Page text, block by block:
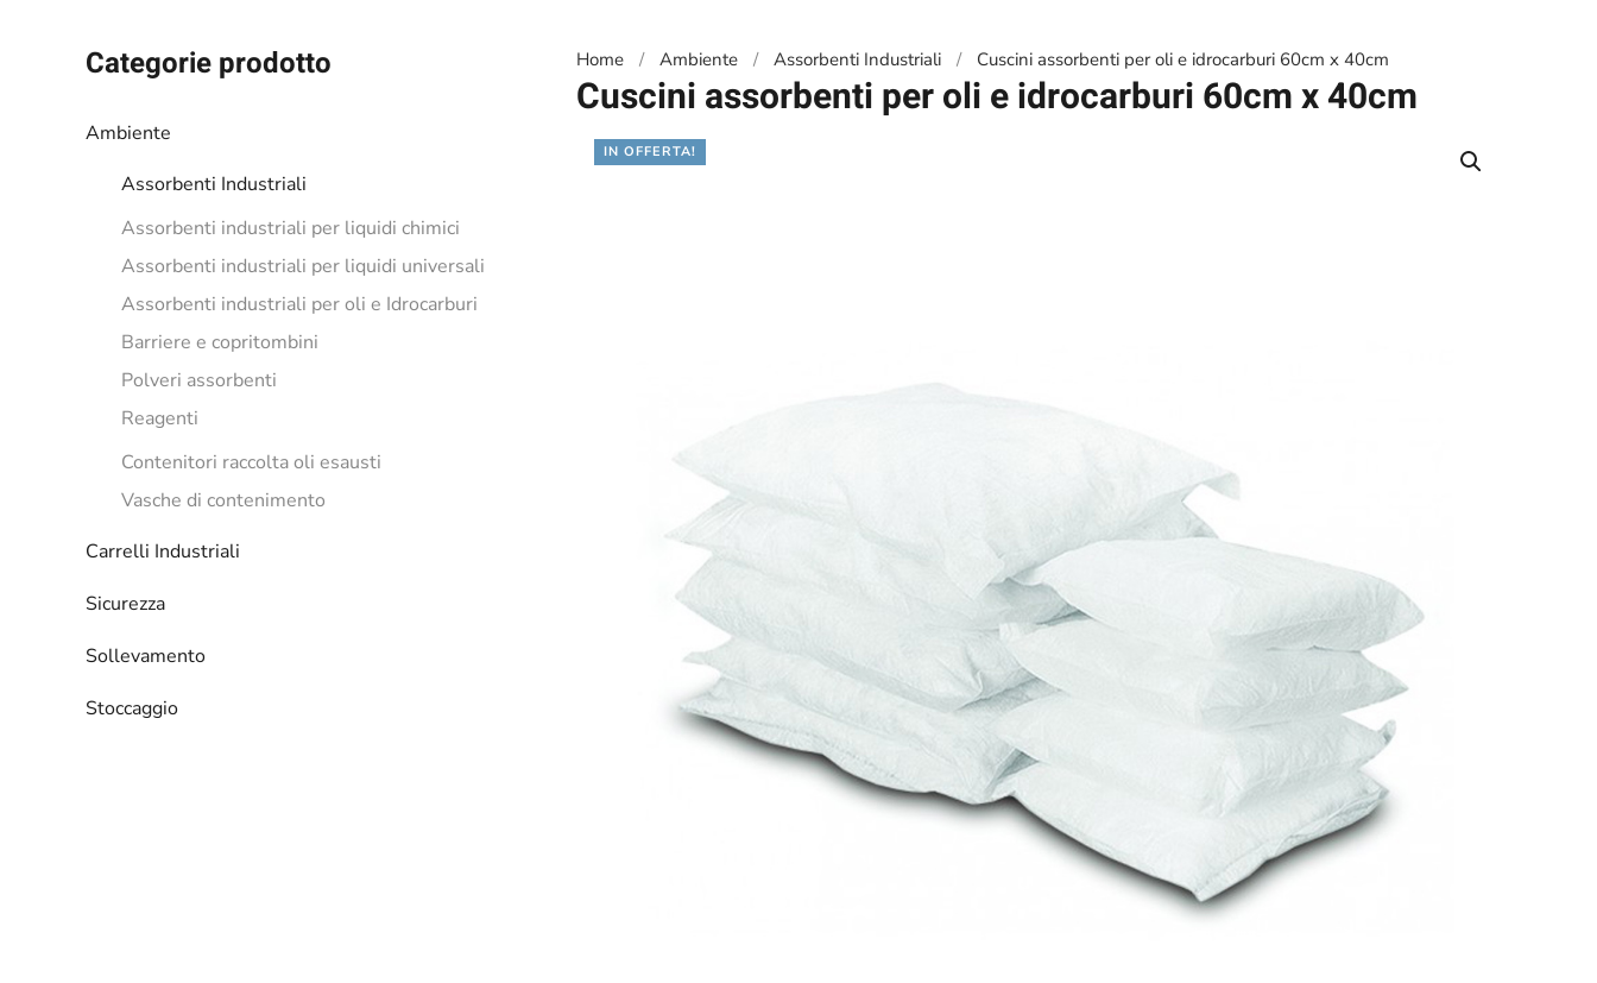
Categorie prodotto
Ambiente
Assorbenti Industriali
Assorbenti industriali per liquidi chimici
Assorbenti industriali per liquidi universali
Assorbenti industriali per oli e Idrocarburi
Barriere e copritombini
Polveri assorbenti
Reagenti
Contenitori raccolta oli esausti
Vasche di contenimento
Carrelli Industriali
Sicurezza
Sollevamento
Stoccaggio
Home Ambiente Assorbenti Industriali Cuscini assorbenti per oli e idrocarburi 60cm x 40cm
Cuscini assorbenti per oli e idrocarburi 60cm x 40cm
IN OFFERTA!